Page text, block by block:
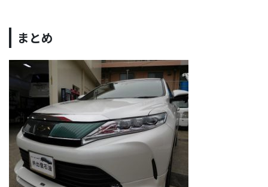
まとめ